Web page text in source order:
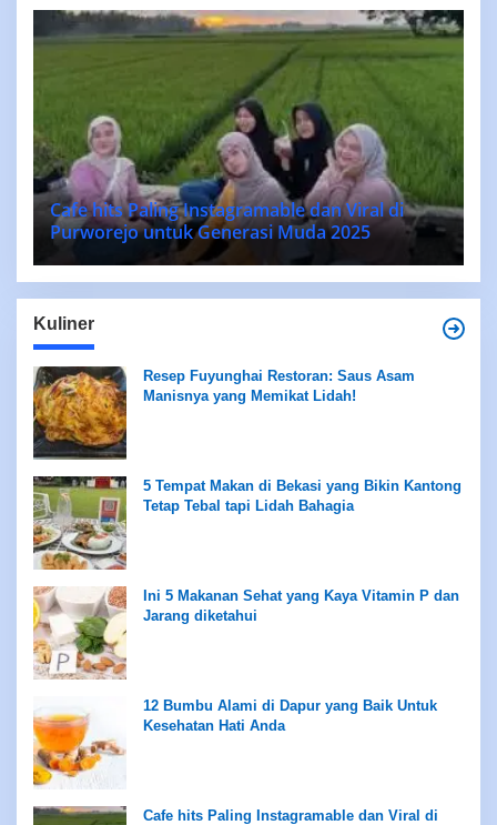
Cafe hits Paling Instagramable dan Viral di
Purworejo untuk Generasi Muda 2025
Kuliner
Resep Fuyunghai Restoran: Saus Asam
Manisnya yang Memikat Lidah!
5 Tempat Makan di Bekasi yang Bikin Kantong
Tetap Tebal tapi Lidah Bahagia
Ini 5 Makanan Sehat yang Kaya Vitamin P dan
Jarang diketahui
12 Bumbu Alami di Dapur yang Baik Untuk
Kesehatan Hati Anda
Cafe hits Paling Instagramable dan Viral di